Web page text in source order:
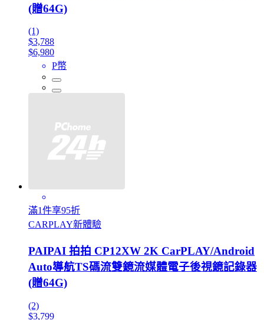
(贈64G)
(1)
$3,788
$6,980
P幣
滿1件享95折
CARPLAY新體驗
PAIPAI 拍拍 CP12XW 2K CarPLAY/Android
Auto導航TS碼流雙鏡流媒體電子後視鏡記錄器
(贈64G)
(2)
$3,799